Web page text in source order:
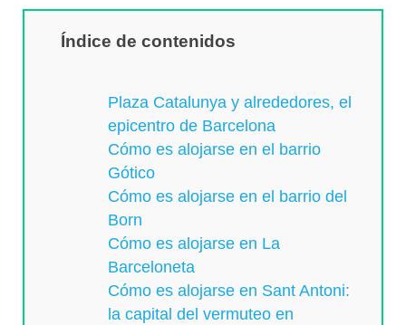
Índice de contenidos
Plaza Catalunya y alrededores, el
epicentro de Barcelona
Cómo es alojarse en el barrio
Gótico
Cómo es alojarse en el barrio del
Born
Cómo es alojarse en La
Barceloneta
Cómo es alojarse en Sant Antoni:
la capital del vermuteo en